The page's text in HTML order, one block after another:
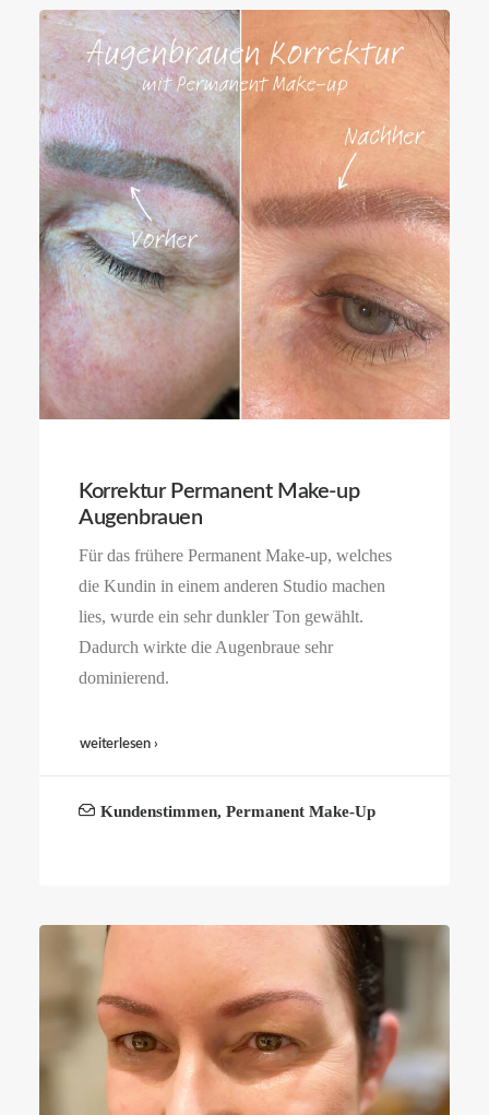
Korrektur Permanent Make-up
Augenbrauen
Für das frühere Permanent Make-up, welches
die Kundin in einem anderen Studio machen
lies, wurde ein sehr dunkler Ton gewählt.
Dadurch wirkte die Augenbraue sehr
dominierend.
weiterlesen ›
Kundenstimmen, Permanent Make-Up